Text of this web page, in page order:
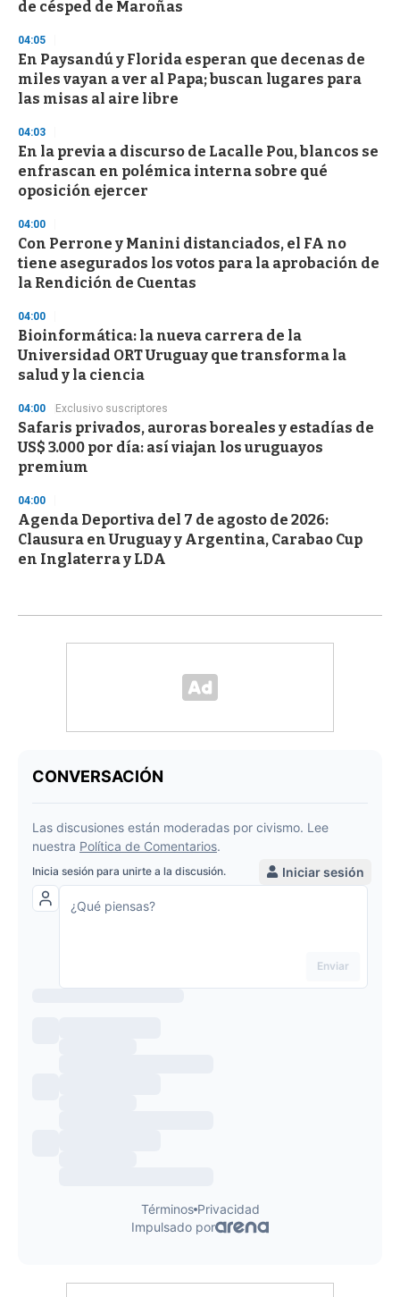
c
n
d
de césped de Maroñas
04:05
En Paysandú y Florida esperan que decenas de
miles vayan a ver al Papa; buscan lugares para
las misas al aire libre
04:03
En la previa a discurso de Lacalle Pou, blancos se
enfrascan en polémica interna sobre qué
oposición ejercer
04:00
Con Perrone y Manini distanciados, el FA no
tiene asegurados los votos para la aprobación de
la Rendición de Cuentas
04:00
Bioinformática: la nueva carrera de la
Universidad ORT Uruguay que transforma la
salud y la ciencia
04:00 Exclusivo suscriptores
Safaris privados, auroras boreales y estadías de
US$ 3.000 por día: así viajan los uruguayos
premium
04:00
Agenda Deportiva del 7 de agosto de 2026:
Clausura en Uruguay y Argentina, Carabao Cup
en Inglaterra y LDA